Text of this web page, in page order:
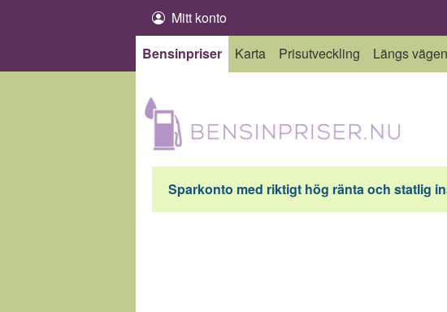
Mitt konto
Bensinpriser
Karta Prisutveckling Längs vägen
Sparkonto med riktigt hög ränta och statlig